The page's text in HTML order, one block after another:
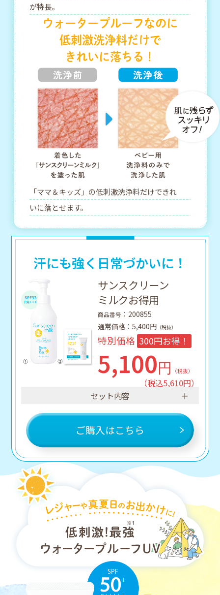
が特長。
ウォータープルーフなのに
低刺激洗浄料だけで
きれいに落ちる！
「ママ＆キッズ」の低刺激洗浄料だけできれ
いに落とせます。
汗にも強く日常づかいに！
サンスクリーン
ミルクお得用
商品番号 ：200855
通常価格：5,400円 （税抜）
特別価格 300円お得！
5,100円 （税抜）
（税込5,610円）
セット内容
ご購入はこちら